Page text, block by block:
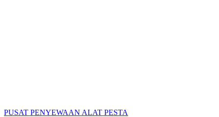
PUSAT PENYEWAAN ALAT PESTA